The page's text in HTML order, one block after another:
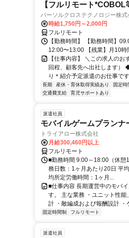
【フルリモート
パーソルクロステクノロジー株式
時給1,750円～2,000円
フルリモート
【勤務時間】 【勤務時間】
12:00〜13:00 【残業】月10時
【仕事内容】 ＼この求人の
回程、顧客先へ出社します）
り＊紹介予定派遣のお仕事で
長期 産休・育休取得実績あり 固定時
交通費支給
育児サポートあり
派遣社員
モバイルゲームプランナ
トライアロー株式会社
月給300,460円以上
フルリモート
■勤務時間 9:00～18:00（休憩
務日数：1ヶ月あたり20日 平
均所定労働時間：1ヶ月...
■仕事内容 長期運営中のモバ
す。 主な業務 ・ユニット性
計 ・敵編成および報酬設計 ・
固定時間制 フルリモート
派遣社員